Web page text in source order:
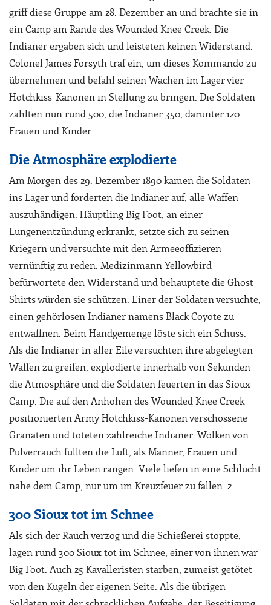
griff diese Gruppe am 28. Dezember an und brachte sie in
ein Camp am Rande des Wounded Knee Creek. Die
Indianer ergaben sich und leisteten keinen Widerstand.
Colonel James Forsyth traf ein, um dieses Kommando zu
übernehmen und befahl seinen Wachen im Lager vier
Hotchkiss-Kanonen in Stellung zu bringen. Die Soldaten
zählten nun rund 500, die Indianer 350, darunter 120
Frauen und Kinder.
Die Atmosphäre explodierte
Am Morgen des 29. Dezember 1890 kamen die Soldaten
ins Lager und forderten die Indianer auf, alle Waffen
auszuhändigen. Häuptling Big Foot, an einer
Lungenentzündung erkrankt, setzte sich zu seinen
Kriegern und versuchte mit den Armeeoffizieren
vernünftig zu reden. Medizinmann Yellowbird
befürwortete den Widerstand und behauptete die Ghost
Shirts würden sie schützen. Einer der Soldaten versuchte,
einen gehörlosen Indianer namens Black Coyote zu
entwaffnen. Beim Handgemenge löste sich ein Schuss.
Als die Indianer in aller Eile versuchten ihre abgelegten
Waffen zu greifen, explodierte innerhalb von Sekunden
die Atmosphäre und die Soldaten feuerten in das Sioux-
Camp. Die auf den Anhöhen des Wounded Knee Creek
positionierten Army Hotchkiss-Kanonen verschossene
Granaten und töteten zahlreiche Indianer. Wolken von
Pulverrauch füllten die Luft, als Männer, Frauen und
Kinder um ihr Leben rangen. Viele liefen in eine Schlucht
nahe dem Camp, nur um im Kreuzfeuer zu fallen. 2
300 Sioux tot im Schnee
Als sich der Rauch verzog und die Schießerei stoppte,
lagen rund 300 Sioux tot im Schnee, einer von ihnen war
Big Foot. Auch 25 Kavalleristen starben, zumeist getötet
von den Kugeln der eigenen Seite. Als die übrigen